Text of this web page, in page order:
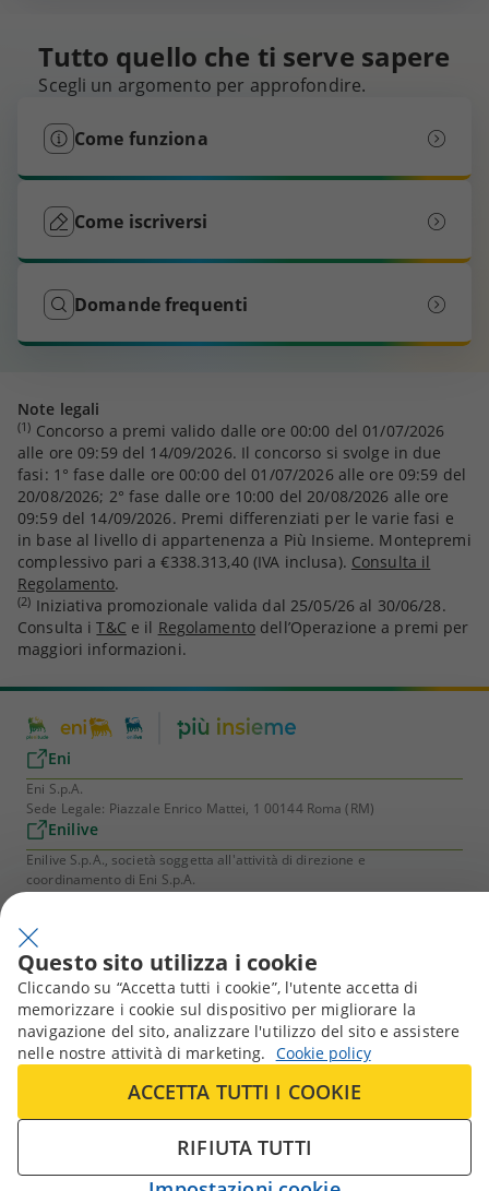
Tutto quello che ti serve sapere
Scegli un argomento per approfondire.
Come funziona
Come iscriversi
Domande frequenti
Note legali
(1) Concorso a premi valido dalle ore 00:00 del 01/07/2026
alle ore 09:59 del 14/09/2026. Il concorso si svolge in due
fasi: 1° fase dalle ore 00:00 del 01/07/2026 alle ore 09:59 del
20/08/2026; 2° fase dalle ore 10:00 del 20/08/2026 alle ore
09:59 del 14/09/2026. Premi differenziati per le varie fasi e
in base al livello di appartenenza a Più Insieme. Montepremi
complessivo pari a €338.313,40 (IVA inclusa). Consulta il
Regolamento.
(2) Iniziativa promozionale valida dal 25/05/26 al 30/06/28.
Consulta iT&C e il Regolamento dell’Operazione a premi per
maggiori informazioni.
Eni
Eni S.p.A.
Sede Legale: Piazzale Enrico Mattei, 1 00144 Roma (RM)
Enilive
Enilive S.p.A., società soggetta all'attività di direzione e
coordinamento di Eni S.p.A.
Eni Plenitude S.p.A. Società Benefit
Società soggetta all’attività di direzione e coordinamento di Eni S.p.A.
Sede Legale: Via Giovanni Lorenzini, 4 20139 Milano (MI)
Più Insieme
Domande frequenti
Termini e Condizioni
Informativa Privacy Più Insieme
Regolamento
Questo sito utilizza i cookie
Cliccando su “Accetta tutti i cookie”, l'utente accetta di
memorizzare i cookie sul dispositivo per migliorare la
navigazione del sito, analizzare l'utilizzo del sito e assistere
nelle nostre attività di marketing. Cookie policy
RIFIUTA TUTTI
ACCETTA TUTTI I COOKIE